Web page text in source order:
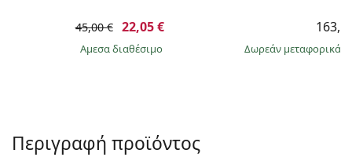
45,00 € 22,05 €
άμεσα διαθέσιμο Δωρεάν μεταφορικά
Περιγραφή προϊόντος